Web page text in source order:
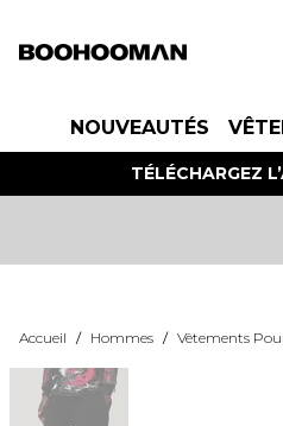
NOUVEAUTÉS
TÉLÉCHARGEZ
Accueil / Hommes / Vêtements